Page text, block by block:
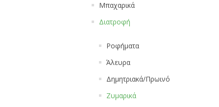
Μπαχαρικά
Διατροφή
Ροφήματα
Άλευρα
Δημητριακά/Πρωινό
Ζυμαρικά